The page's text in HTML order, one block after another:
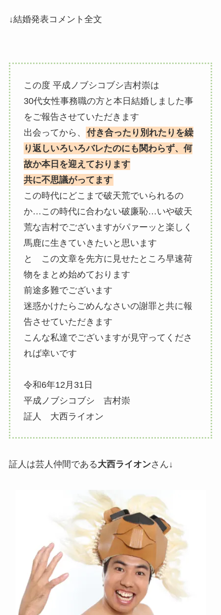
↓結婚発表コメント全文
この度 平成ノブシコブシ吉村崇は
30代女性事務職の方と本日結婚しました事
をご報告させていただきます
出会ってから、 付き合ったり別れたりを繰
り返しいろいろバレたのにも関わらず、何
故か本日を迎えております
共に不思議がってます
この時代にどこまで破天荒でいられるの
か…この時代に合わない破廉恥…いや破天
荒な吉村でございますがパァーッと楽しく
馬鹿に生きていきたいと思います
と この文章を先方に見せたところ早速荷
物をまとめ始めております
前途多難でございます
迷惑かけたらごめんなさいの謝罪と共に報
告させていただきます
こんな私達でございますが見守ってくださ
れば幸いです
令和6年12月31日
平成ノブシコブシ 吉村崇
証人 大西ライオン
証人は芸人仲間である大西ライオンさん↓